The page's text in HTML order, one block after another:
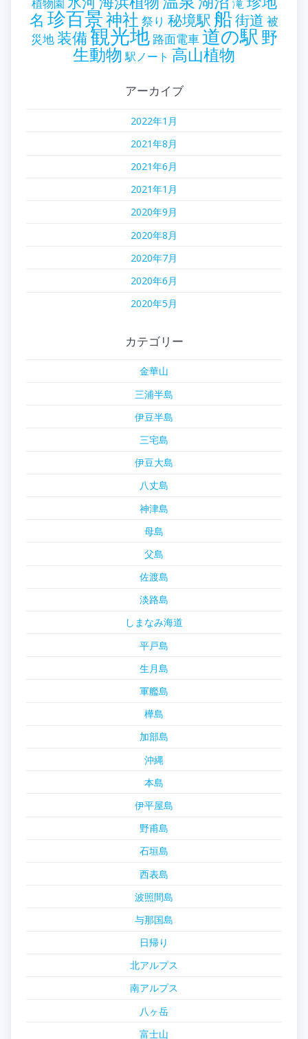
植物園
名 珍百景神社 祭り 秘境駅 船街道 被
災地装備観光地 路面電車道の駅 野
生動物 駅ノート 高山植物
アーカイブ
2022年1月
2021年8月
2021年6月
2021年1月
2020年9月
2020年8月
2020年7月
2020年6月
2020年5月
カテゴリー
金華山
三浦半島
伊豆半島
三宅島
伊豆大島
八丈島
神津島
母島
父島
佐渡島
淡路島
しまなみ海道
平戸島
生月島
軍艦島
樺島
加部島
沖縄
本島
伊平屋島
野甫島
石垣島
西表島
波照間島
与那国島
日帰り
北アルプス
南アルプス
八ヶ岳
富士山